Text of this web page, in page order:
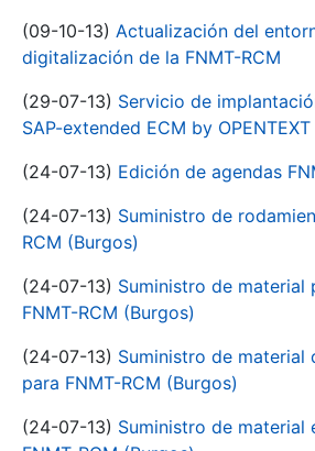
(09-10-13) Actualización del
digitalización de la FNMT-RCM
(29-07-13) Servicio de
SAP-extended ECM by OPENTEXT
(24-07-13) Edición de agendas
(24-07-13) Suministro de
RCM (Burgos)
(24-07-13) Suministro de material
FNMT-RCM (Burgos)
(24-07-13) Suministro de material
para FNMT-RCM (Burgos)
(24-07-13) Suministro de material